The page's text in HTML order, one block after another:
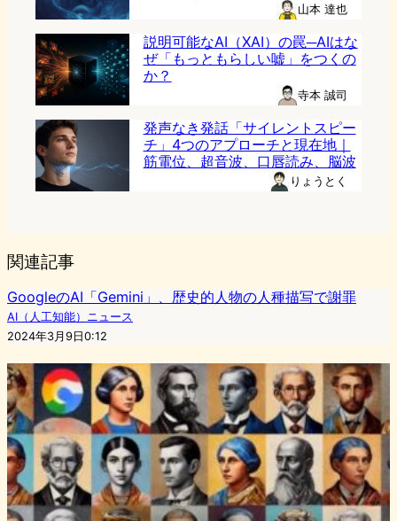
山本 達也
説明可能なAI（XAI）の罠─AIはな
ぜ「もっともらしい嘘」をつくの
か？
寺本 誠司
発声なき発話「サイレントスピー
チ」4つのアプローチと現在地｜
筋電位、超音波、口唇読み、脳波
りょうとく
関連記事
GoogleのAI「Gemini」、歴史的人物の人種描写で謝罪
AI（人工知能）ニュース
2024年3月9日0:12